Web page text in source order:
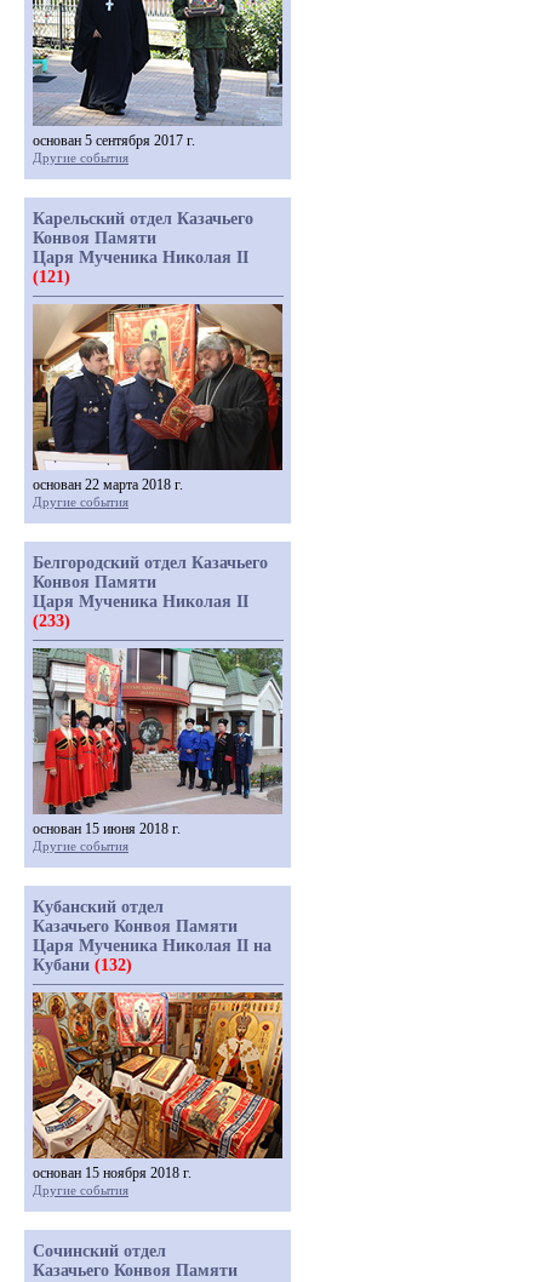
основан 5 сентября 2017 г.
Другие события
Карельский отдел Казачьего
Конвоя Памяти
Царя Мученика Николая II
(121)
основан 22 марта 2018 г.
Другие события
Белгородский отдел Казачьего
Конвоя Памяти
Царя Мученика Николая II
(233)
основан 15 июня 2018 г.
Другие события
Кубанский отдел
Казачьего Конвоя Памяти
Царя Мученика Николая II на
Кубани (132)
основан 15 ноября 2018 г.
Другие события
Сочинский отдел
Казачьего Конвоя Памяти